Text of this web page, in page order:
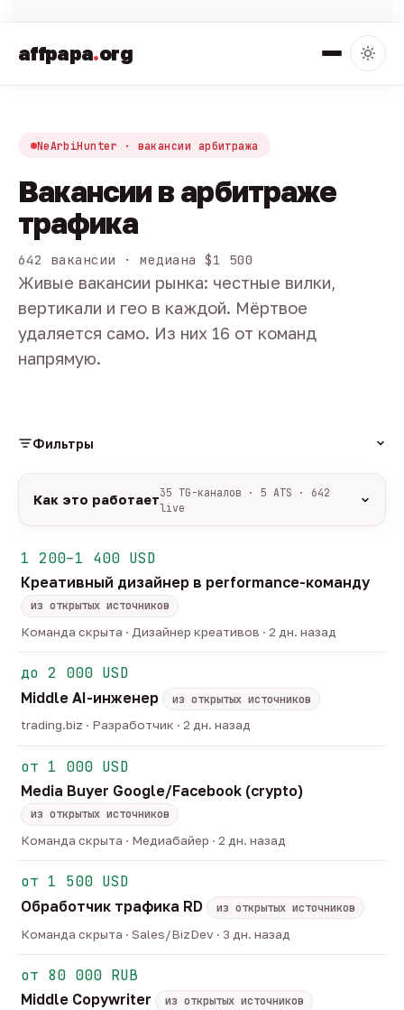
affpapa.org
NeArbiHunter · вакансии арбитража
Вакансии в арбитраже
трафика
642 вакансии · медиана $1 500
Живые вакансии рынка: честные вилки,
вертикали и гео в каждой. Мёртвое
удаляется само. Из них 16 от команд
напрямую.
Фильтры
удалённо 547 гибрид
ГРЕЙД
junior44 middle251
head 23
только с зарплатой
Как это работает35 TG-каналов · 5 ATS · 642
live
ArbiHunter, Партнёркин и ATS-площадки
(Greenhouse, Himalayas и другие).
Разбор:нейронка разбирает сырец каждые 30
минут — роль, вертикаль, формат, вилка, грейд.
Скам-фильтр:
без предоплат и взносов, без
обещаний гарантированного дохода, без увода в
Свежесть:протухшее удаляется автоматически
через 30 дней.
35TG-каналов ·5ATS-площадок ·642
1 200–1 400 USD
Креативный дизайнер в performance-команду
из открытых источников
Команда скрыта · Дизайнер креативов · 2 дн. назад
до 2 000 USD
Middle AI-инженер
из открытых источников
trading.biz · Разработчик · 2 дн. назад
от 1 000 USD
Media Buyer Google/Facebook (crypto)
из открытых источников
Команда скрыта · Медиабайер · 2 дн. назад
от 1 500 USD
Обработчик трафика RD
из открытых источников
Команда скрыта · Sales/BizDev · 3 дн. назад
от 80 000 RUB
Middle Copywriter
из открытых источников